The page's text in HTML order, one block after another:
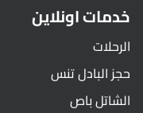
خدمات اونلاين
الرحلات
حجز البادل تنس
الشاتل باص